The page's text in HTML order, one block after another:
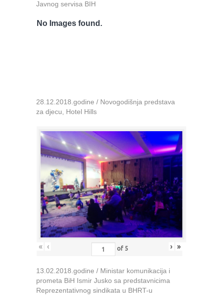
Javnog servisa BIH
No Images found.
28.12.2018.godine / Novogodišnja predstava
za djecu, Hotel Hills
« ‹ of 5 › »
13.02.2018.godine / Ministar komunikacija i
prometa BiH Ismir Jusko sa predstavnicima
Reprezentativnog sindikata u BHRT-u